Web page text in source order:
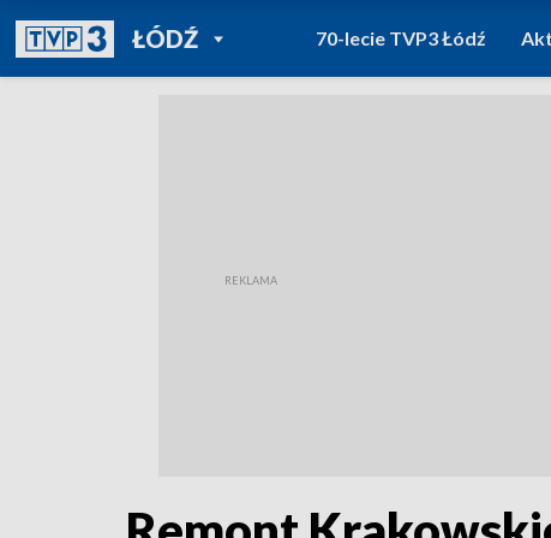
ŁÓDŹPOWRÓT DO
TVP REGIONY
70-lecie TVP3 Łódź